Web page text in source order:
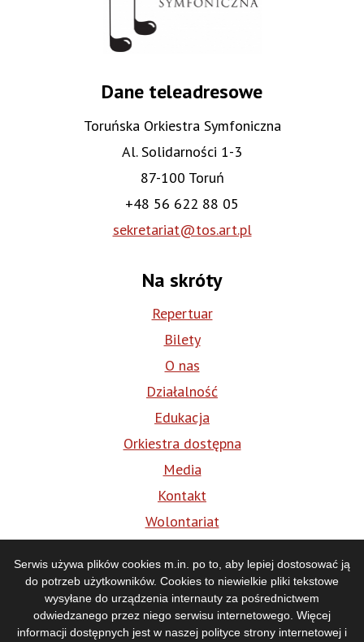
Serwis używa plików cookies m.in. po to, aby lepiej dostosować ją
do potrzeb użytkowników. Cookies to niewielkie pliki tekstowe
wysyłane do urządzenia internauty za pośrednictwem
odwiedzanego przez niego serwisu internetowego. Więcej
informacji dostępnych jest w naszej polityce strony internetowej i
Dane teleadresowe
Toruńska Orkiestra Symfoniczna
Al. Solidarności 1-3
87-100 Toruń
+48 56 622 88 05
sekretariat@tos.art.pl
Na skróty
Repertuar
Bilety
O nas
Działalność
Edukacja
Orkiestra dostępna
Media
Kontakt
Wolontariat
Media